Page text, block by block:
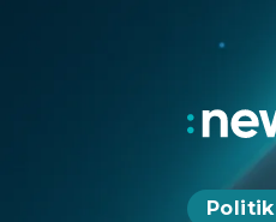
Politik